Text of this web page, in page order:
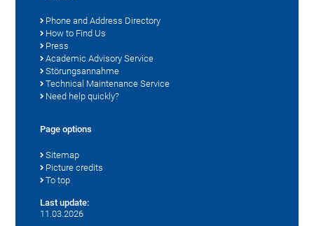
Phone and Address Directory
How to Find Us
Press
Academic Advisory Service
Störungsannahme
Technical Maintenance Service
Need help quickly?
Page options
Sitemap
Picture credits
To top
Last update:
11.03.2026